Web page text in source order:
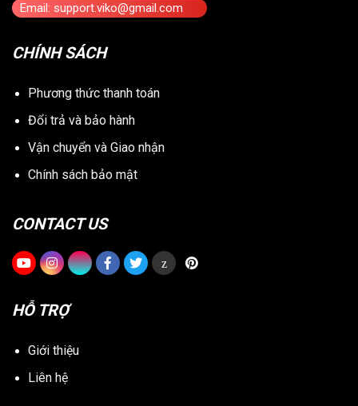
Email: support.viko@gmail.com
CHÍNH SÁCH
Phương thức thanh toán
Đổi trả và bảo hành
Vận chuyển và Giao nhận
Chính sách bảo mật
CONTACT US
z
HỖ TRỢ
Giới thiệu
Liên hệ